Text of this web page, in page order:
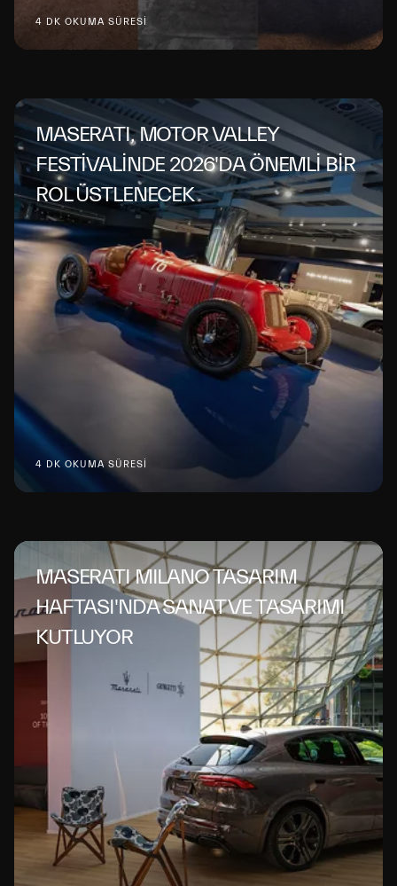
4 DK OKUMA SÜRESİ
MASERATI, MOTOR VALLEY
FESTİVALİNDE 2026'DA ÖNEMLİ BİR
ROL ÜSTLENECEK
4 DK OKUMA SÜRESİ
MASERATI MILANO TASARIM
HAFTASI'NDA SANAT VE TASARIMI
KUTLUYOR